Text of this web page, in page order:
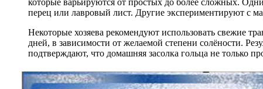
которые варьируются от простых до более сложных.
перец или лавровый лист. Другие экспериментируют с
Некоторые хозяева рекомендуют использовать свежие
дней, в зависимости от желаемой степени солёности.
подтверждают, что домашняя засолка гольца не только